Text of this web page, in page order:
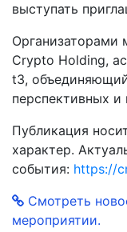
выступать
Организаторами
Crypto Holding,
t3,
перспективных
Публикация
характер.
события: https://
Смотреть
мероприятии.